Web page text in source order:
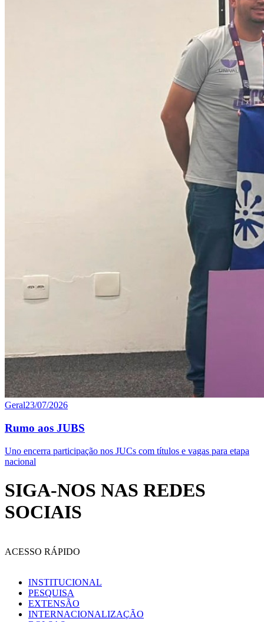
Geral23/07/2026
Rumo aos JUBS
Uno encerra participação nos JUCs com títulos e vagas para etapa
nacional
SIGA-NOS NAS REDES
SOCIAIS
ACESSO RÁPIDO
INSTITUCIONAL
PESQUISA
EXTENSÃO
INTERNACIONALIZAÇÃO